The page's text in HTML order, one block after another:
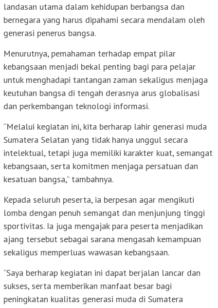
landasan utama dalam kehidupan berbangsa dan
bernegara yang harus dipahami secara mendalam oleh
generasi penerus bangsa.
Menurutnya, pemahaman terhadap empat pilar
kebangsaan menjadi bekal penting bagi para pelajar
untuk menghadapi tantangan zaman sekaligus menjaga
keutuhan bangsa di tengah derasnya arus globalisasi
dan perkembangan teknologi informasi.
“Melalui kegiatan ini, kita berharap lahir generasi muda
Sumatera Selatan yang tidak hanya unggul secara
intelektual, tetapi juga memiliki karakter kuat, semangat
kebangsaan, serta komitmen menjaga persatuan dan
kesatuan bangsa,” tambahnya.
Kepada seluruh peserta, ia berpesan agar mengikuti
lomba dengan penuh semangat dan menjunjung tinggi
sportivitas. Ia juga mengajak para peserta menjadikan
ajang tersebut sebagai sarana mengasah kemampuan
sekaligus memperluas wawasan kebangsaan.
“Saya berharap kegiatan ini dapat berjalan lancar dan
sukses, serta memberikan manfaat besar bagi
peningkatan kualitas generasi muda di Sumatera